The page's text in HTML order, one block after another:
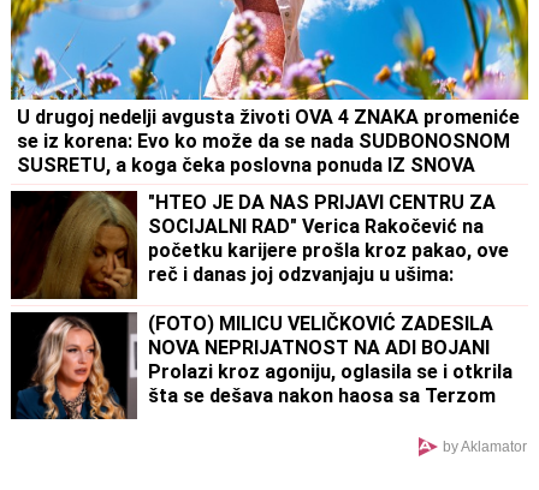
U drugoj nedelji avgusta životi OVA 4 ZNAKA promeniće
se iz korena: Evo ko može da se nada SUDBONOSNOM
SUSRETU, a koga čeka poslovna ponuda IZ SNOVA
"HTEO JE DA NAS PRIJAVI CENTRU ZA
SOCIJALNI RAD" Verica Rakočević na
početku karijere prošla kroz pakao, ove
reč i danas joj odzvanjaju u ušima:
(FOTO) MILICU VELIČKOVIĆ ZADESILA
NOVA NEPRIJATNOST NA ADI BOJANI
Prolazi kroz agoniju, oglasila se i otkrila
šta se dešava nakon haosa sa Terzom
by Aklamator